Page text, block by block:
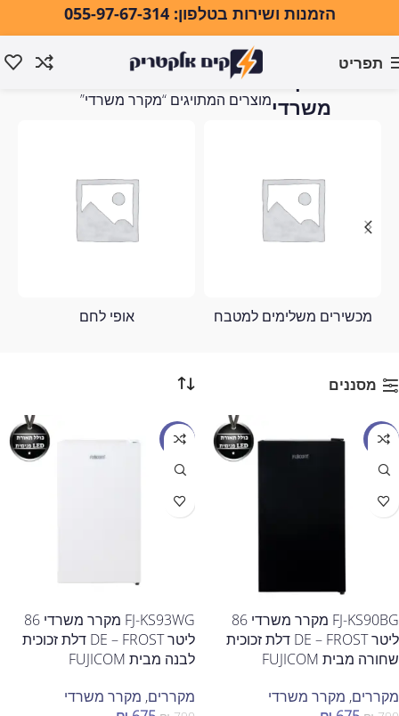
הזמנות ושירות בטלפון: 055-97-67-314
תפריט
משרדי
עמוד הבית
מוצרים המתויגים “מקרר משרדי”
מכשירים משלימים למטבח אופי לחם
מסננים
מבצע
FJ-KS90BG מקרר משרדי 86
ליטר DE – FROST דלת זכוכית
שחורה מבית FUJICOM
מקררים, מקרר משרדי
מבצע
FJ-KS93WG מקרר משרדי 86
ליטר DE – FROST דלת זכוכית
לבנה מבית FUJICOM
מקררים, מקרר משרדי